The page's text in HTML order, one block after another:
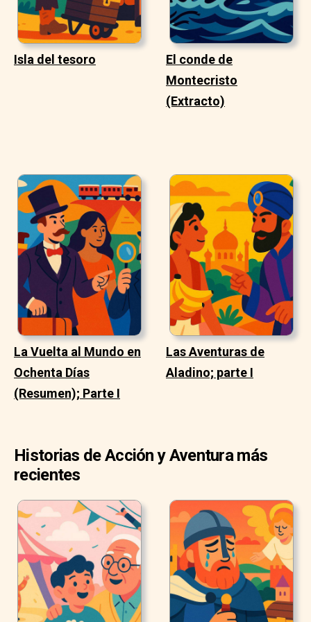
Isla del tesoro
El conde de
Montecristo
(Extracto)
La Vuelta al Mundo en
Ochenta Días
(Resumen); Parte I
Las Aventuras de
Aladino; parte I
Historias de Acción y Aventura más
recientes